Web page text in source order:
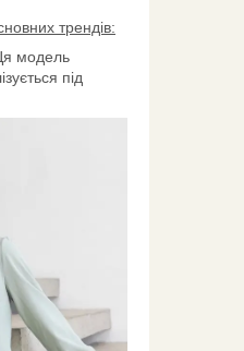
трендів:
модель
під